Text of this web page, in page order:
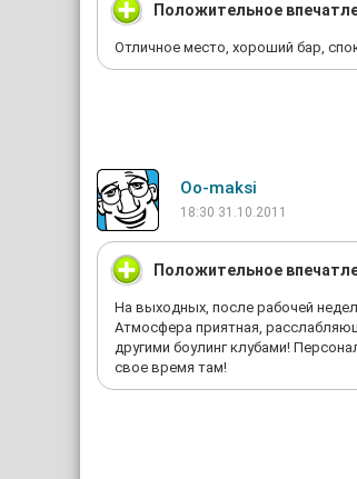
Положительное
Отличное место, хороший бар,
Oo-maksi
18:30 31.10.2011
Положительное
На выходных, после рабочей
Атмосфера приятная,
другими боулинг клубами!
свое время там!